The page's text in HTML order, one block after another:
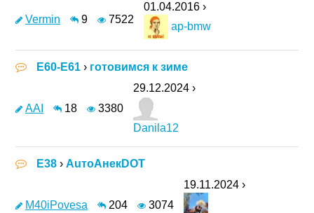
Vermin 9 7522
01.04.2016 ›
ap-bmw
E60-E61 › готовимся к зиме
AAI 18 3380
29.12.2024 ›
Danila12
E38 › АuтоАнекDOT
M40iPovesa 204 3074
19.11.2024 ›